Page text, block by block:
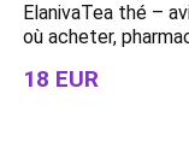
ElanivaTea thé –
où acheter,
18 EUR